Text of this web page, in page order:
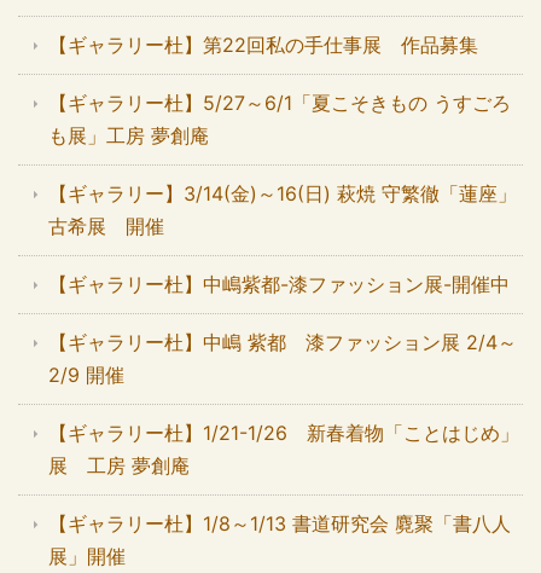
【ギャラリー杜】第22回私の手仕事展 作品募集
【ギャラリー杜】5/27～6/1「夏こそきもの うすごろ
も展」工房 夢創庵
【ギャラリー】3/14(金)～16(日) 萩焼 守繁徹「蓮座」
古希展 開催
【ギャラリー杜】中嶋紫都-漆ファッション展-開催中
【ギャラリー杜】中嶋 紫都 漆ファッション展 2/4～
2/9 開催
【ギャラリー杜】1/21-1/26 新春着物「ことはじめ」
展 工房 夢創庵
【ギャラリー杜】1/8～1/13 書道研究会 麑聚「書八人
展」開催